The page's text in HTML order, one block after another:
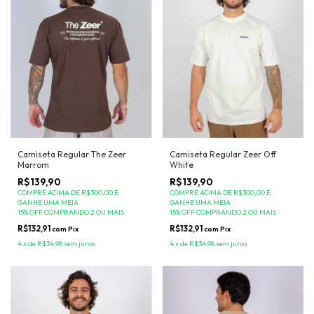
Camiseta Regular The Zeer
Marrom
R$139,90
COMPRE ACIMA DE R$300,00 E
GANHE UMA MEIA
15% OFF COMPRANDO 2 OU MAIS
R$132,91com Pix
4xde R$34,98 sem juros
Camiseta Regular Zeer Off
White
R$139,90
COMPRE ACIMA DE R$300,00 E
GANHE UMA MEIA
15% OFF COMPRANDO 2 OU MAIS
R$132,91com Pix
4xde R$34,98 sem juros